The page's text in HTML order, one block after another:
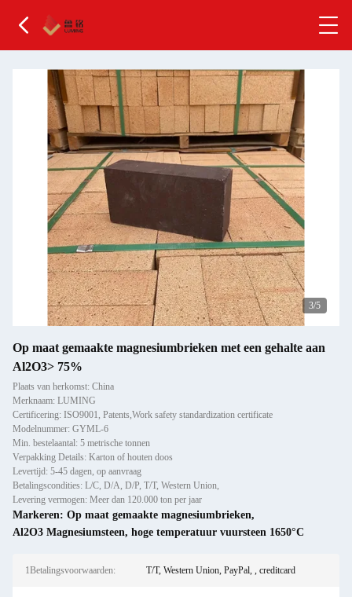
4/5
Op maat gemaakte magnesiumbrieken met een gehalte aan
Al2O3> 75%
Plaats van herkomst: China
Merknaam: LUMING
Certificering: ISO9001, Patents,Work safety standardization certificate
Modelnummer: GYML-6
Min. bestelaantal: 5 metrische tonnen
Verpakking Details: Karton of houten doos
Levertijd: 5-45 dagen, op aanvraag
Betalingscondities: L/C, D/A, D/P, T/T, Western Union,
Levering vermogen: Meer dan 120.000 ton per jaar
Markeren: Op maat gemaakte magnesiumbrieken,
Al2O3 Magnesiumsteen, hoge temperatuur vuursteen 1650°C
1Betalingsvoorwaarden: T/T, Western Union, PayPal, , creditcard